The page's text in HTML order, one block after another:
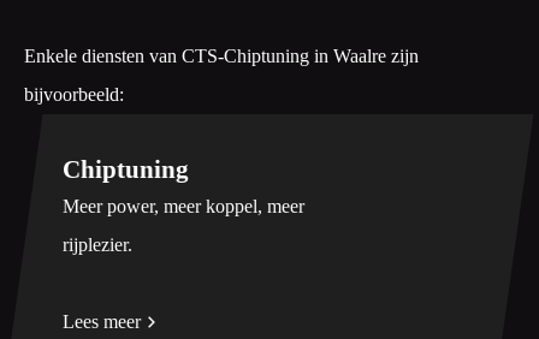
Enkele diensten van CTS-Chiptuning in Waalre zijn
bijvoorbeeld:
Chiptuning
Meer power, meer koppel, meer
rijplezier.
Lees meer